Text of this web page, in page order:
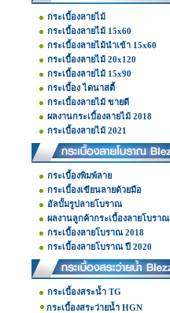
กระเบื้องลายไม้
กระเบื้องลายไม้ 15x60
กระเบื้องลายไม้นำเข้า 15x60
กระเบื้องลายไม้ 20x120
กระเบื้องลายไม้ 15x90
กระเบื้อง ไดนาสตี้
กระเบื้องลายไม้ ขายดี
ผลงานกระเบื้องลายไม้ 2018
กระเบื้องลายไม้ 2021
กระเบื้องพิมพ์ลาย
กระเบื้องเขียนลายด้วยมือ
อัลบั้มรูปลายโบราณ
ผลงานลูกค้ากระเบื้องลายโบราณ
กระเบื้องลายโบราณ 2018
กระเบื้องลายโบราณ ปี 2020
กระเบื้องสระน้ำ TG
กระเบื้องสระว่ายน้ำ HGN